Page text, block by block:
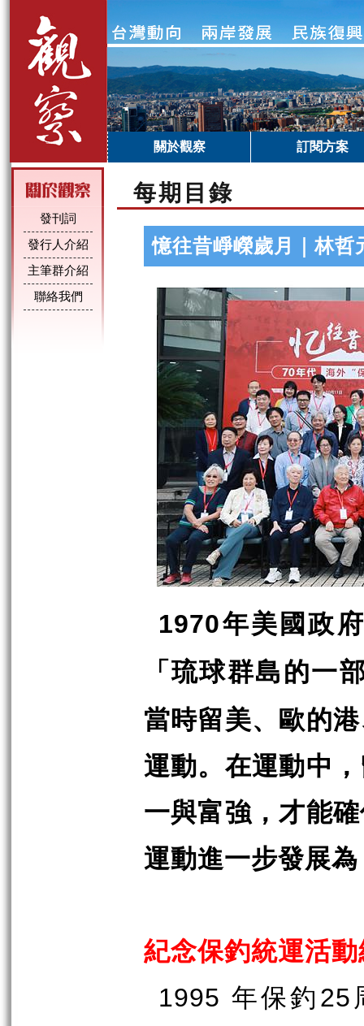
關於觀察 訂閱方案
發刊詞
發行人介紹
主筆群介紹
聯絡我們
每期目錄
憶往昔崢嶸歲月｜林哲
1970年美國政
「琉球群島的一
當時留美、歐的
運動。在運動中
一與富強，才能
運動進一步發展
紀念保釣統運活
1995 年保釣 25